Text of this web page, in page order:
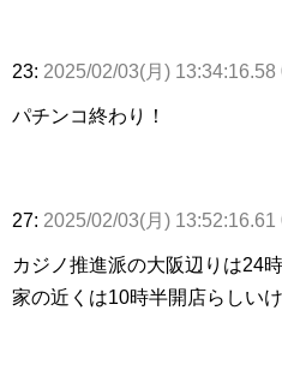
23: 2025/02/03(月) 13:34:16.58
パチンコ終わり！
27: 2025/02/03(月) 13:52:16.61
カジノ推進派の大阪辺りは24
家の近くは10時半開店らしい